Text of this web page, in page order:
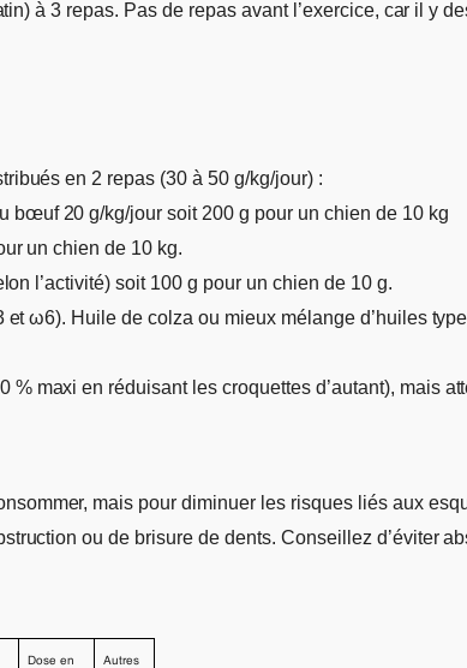
à 3 repas. Pas de repas avant l’exercice, car il y
en 2 repas (30 à 50 g/kg/jour) :
bœuf 20 g/kg/jour soit 200 g pour un chien de 10 kg
un chien de 10 kg.
l’activité) soit 100 g pour un chien de 10 g.
ω6). Huile de colza ou mieux mélange d’huiles
maxi en réduisant les croquettes d’autant), mais
mais pour diminuer les risques liés aux
ou de brisure de dents. Conseillez d’éviter
Dose en Autres